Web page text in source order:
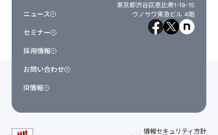
東京都渋谷区恵比寿1-19-15
ウノサワ東急ビル 4階
ニュース
セミナー
採用情報
お問い合わせ
IR情報
情報セキュリティ方針